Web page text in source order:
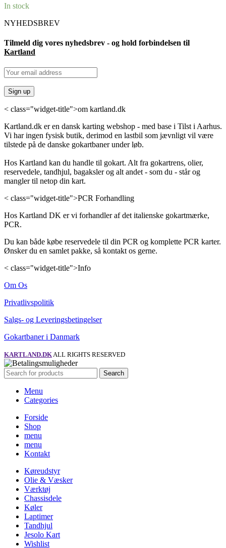
In stock
NYHEDSBREV
Tilmeld dig vores nyhedsbrev - og hold forbindelsen til
Kartland
< class="widget-title">om kartland.dk
Kartland.dk er en dansk karting webshop - med base i Tilst i Aarhus.
Vi har ingen fysisk butik, derimod en lastbil som jævnligt vil være
tilstede på de danske gokartbaner under løb.
Hos Kartland kan du handle til gokart. Alt fra gokartrens, olier,
reservedele, tandhjul, bagaksler og alt andet - som du - står og
mangler til netop din kart.
< class="widget-title">PCR Forhandling
Hos Kartland DK er vi forhandler af det italienske gokartmærke,
PCR.
Du kan både købe reservedele til din PCR og komplette PCR karter.
Ønsker du en samlet pakke, så kontakt os gerne.
< class="widget-title">Info
Om Os
Privatlivspolitik
Salgs- og Leveringsbetingelser
Gokartbaner i Danmark
KARTLAND.DKALL RIGHTS RESERVED
Search
Menu
Categories
Forside
Shop
menu
menu
Kontakt
Køreudstyr
Olie & Væsker
Værktøj
Chassisdele
Køler
Laptimer
Tandhjul
Jesolo Kart
Wishlist